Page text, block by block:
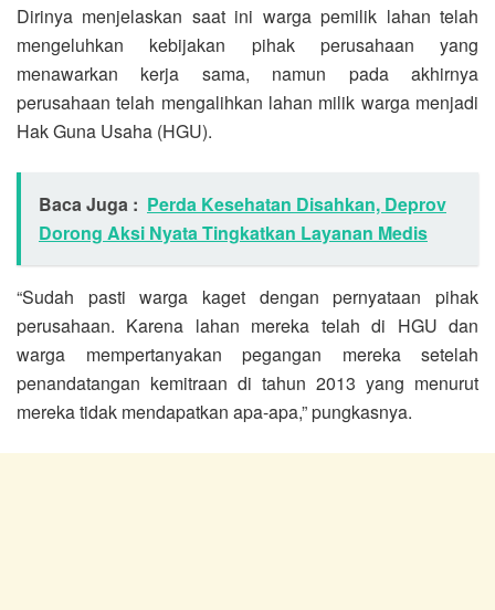
Dirinya menjelaskan saat ini warga pemilik lahan telah
mengeluhkan kebijakan pihak perusahaan yang
menawarkan kerja sama, namun pada akhirnya
perusahaan telah mengalihkan lahan milik warga menjadi
Hak Guna Usaha (HGU).
Baca Juga : Perda Kesehatan Disahkan, Deprov
Dorong Aksi Nyata Tingkatkan Layanan Medis
“Sudah pasti warga kaget dengan pernyataan pihak
perusahaan. Karena lahan mereka telah di HGU dan
warga mempertanyakan pegangan mereka setelah
penandatangan kemitraan di tahun 2013 yang menurut
mereka tidak mendapatkan apa-apa,” pungkasnya.